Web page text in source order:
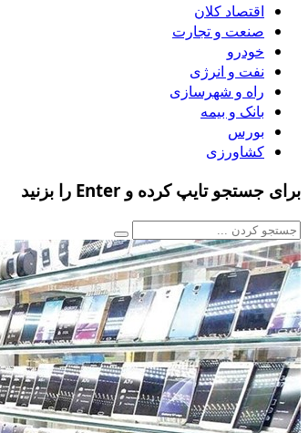
اقتصاد کلان
صنعت و تجارت
خودرو
نفت و انرژی
راه و شهرسازی
بانک و بیمه
بورس
کشاورزی
برای جستجو تایپ کرده و Enter را بزنید